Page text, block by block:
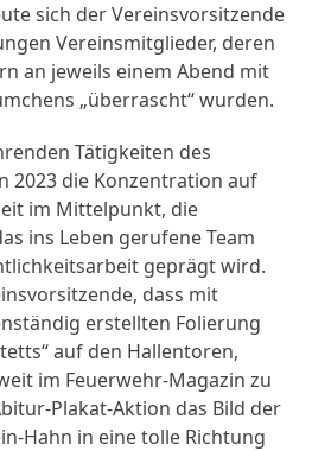
sich der Vereinsvorsitzende
Vereinsmitglieder, deren
an jeweils einem Abend mit
„überrascht“ wurden.
Tätigkeiten des
2023 die Konzentration auf
im Mittelpunkt, die
ins Leben gerufene Team
geprägt wird.
dass mit
erstellten Folierung
auf den Hallentoren,
im Feuerwehr-Magazin zu
Plakat-Aktion das Bild der
Hahn in eine tolle Richtung